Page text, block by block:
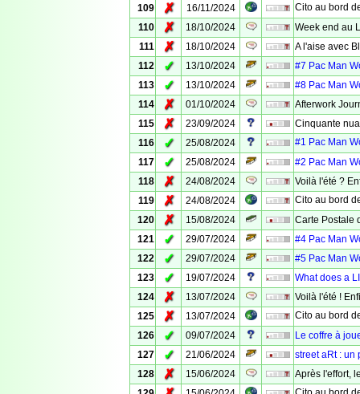
109
✗ 16/11/2024
Cito au bord
110
✗ 18/10/2024
Week end au
111
✗ 18/10/2024
A l'aise avec
112
✓ 13/10/2024
#7 Pac Man
113
✓ 13/10/2024
#8 Pac Man
114
✗ 01/10/2024
Afterwork
115
✗ 23/09/2024
Cinquante
116
✓ 25/08/2024
#1 Pac Man
117
✓ 25/08/2024
#2 Pac Man
118
✗ 24/08/2024
Voilà l'été ?
119
✗ 24/08/2024
Cito au bord
120
✗ 15/08/2024
Carte Postale
121
✓ 29/07/2024
#4 Pac Man
122
✓ 29/07/2024
#5 Pac Man
123
✓ 19/07/2024
What does a
124
✗ 13/07/2024
Voilà l'été !
125
✗ 13/07/2024
Cito au bord
126
✓ 09/07/2024
Le coffre à
127
✓ 21/06/2024
street aRt : un
128
✗ 15/06/2024
Après l'effort,